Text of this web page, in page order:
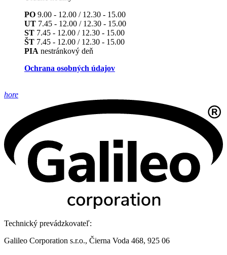
PO 9.00 - 12.00 / 12.30 - 15.00
UT 7.45 - 12.00 / 12.30 - 15.00
ST 7.45 - 12.00 / 12.30 - 15.00
ŠT 7.45 - 12.00 / 12.30 - 15.00
PIA nestránkový deň
Ochrana osobných údajov
hore
Technický prevádzkovateľ:
Galileo Corporation s.r.o., Čierna Voda 468, 925 06